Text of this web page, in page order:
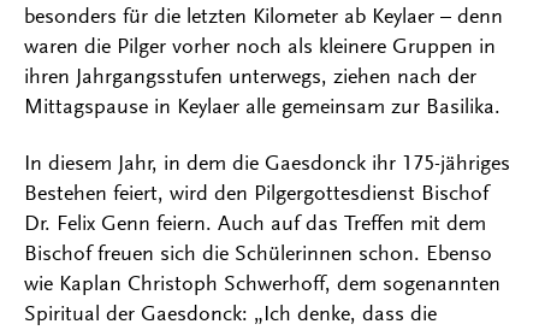
besonders für die letzten Kilometer ab Keylaer – denn
waren die Pilger vorher noch als kleinere Gruppen in
ihren Jahrgangsstufen unterwegs, ziehen nach der
Mittagspause in Keylaer alle gemeinsam zur Basilika.
In diesem Jahr, in dem die Gaesdonck ihr 175-jähriges
Bestehen feiert, wird den Pilgergottesdienst Bischof
Dr. Felix Genn feiern. Auch auf das Treffen mit dem
Bischof freuen sich die Schülerinnen schon. Ebenso
wie Kaplan Christoph Schwerhoff, dem sogenannten
Spiritual der Gaesdonck: „Ich denke, dass die